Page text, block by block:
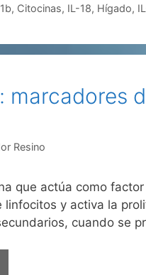
, Citocinas, IL-18, Hígado,
marcadores
Resino
que actúa como
linfocitos y activa la
cuando se